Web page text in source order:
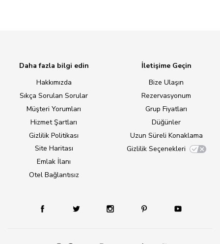
Daha fazla bilgi edin
Hakkımızda
Sıkça Sorulan Sorular
Müşteri Yorumları
Hizmet Şartları
Gizlilik Politikası
Site Haritası
Emlak İlanı
Otel Bağlantısız
İletişime Geçin
Bize Ulaşın
Rezervasyonum
Grup Fiyatları
Düğünler
Uzun Süreli Konaklama
Gizlilik Seçenekleri